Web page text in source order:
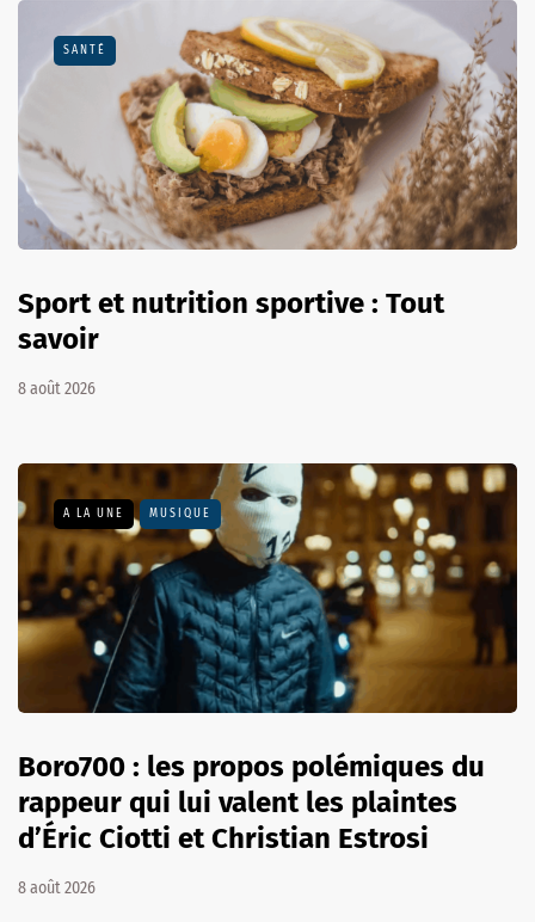
SANTÉ
Sport et nutrition sportive : Tout
savoir
8 août 2026
A LA UNE MUSIQUE
Boro700 : les propos polémiques du
rappeur qui lui valent les plaintes
d’Éric Ciotti et Christian Estrosi
8 août 2026